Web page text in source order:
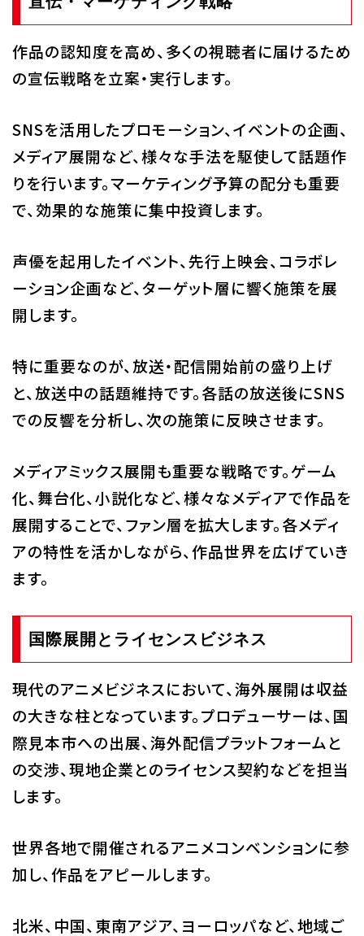
作品の認知度を高め、多くの視聴者に届けるため
の宣伝戦略を立案・実行します。
SNSを活用したプロモーション、イベントの企画、
メディア展開など、様々な手法を駆使して話題作
りを行います。マーケティング予算の配分も重要
で、効果的な施策に集中投資します。
声優を起用したイベント、先行上映会、コラボレ
ーション企画など、ターゲット層に響く施策を展
開します。
特に重要なのが、放送・配信開始前の盛り上げ
と、放送中の話題維持です。各話の放送後にSNS
での反響を分析し、次の施策に反映させます。
メディアミックス展開も重要な戦略です。ゲーム
化、舞台化、小説化など、様々なメディアで作品を
展開することで、ファン層を拡大します。各メディ
アの特性を活かしながら、作品世界を広げていき
ます。
国際展開とライセンスビジネス
現代のアニメビジネスにおいて、海外展開は収益
の大きな柱となっています。プロデューサーは、国
際見本市への出展、海外配信プラットフォームと
の交渉、現地企業とのライセンス契約などを担当
します。
世界各地で開催されるアニメコンベンションに参
加し、作品をアピールします。
北米、中国、東南アジア、ヨーロッパなど、地域ご